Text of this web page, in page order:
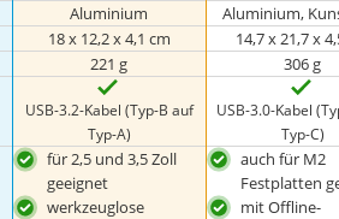
Aluminium Aluminium,
18 x 12,2 x 4,1 cm 14,7 x 21,7 x
221 g 306 g
USB-3.2-Kabel (Typ-B auf
Typ-A)
USB-3.0-Kabel
Typ-C)
für 2,5 und 3,5 Zoll
geeignet
werkzeuglose
auch für M2
Festplatten
mit Offline-